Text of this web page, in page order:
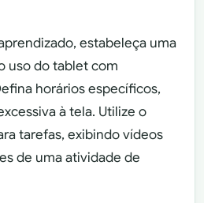
estabeleça uma
uso do tablet com
horários específicos,
à tela. Utilize o
tarefas, exibindo vídeos
de uma atividade de